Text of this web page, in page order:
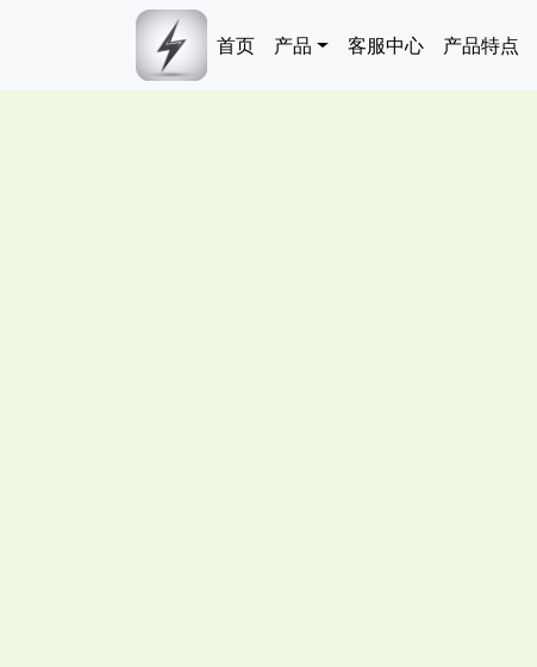
Main navigation
首页 产品 客服中心 产品特点